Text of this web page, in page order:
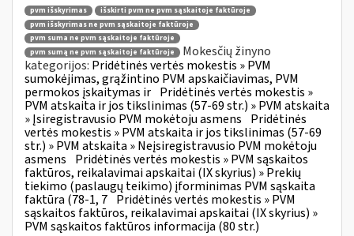
pvm išskyrimas
išskirti pvm ne pvm sąskaitoje faktūroje
pvm išskyrimas ne pvm sąskaitoje faktūroje
pvm suma ne pvm sąskaitoje faktūroje
pvm sumą ne pvm sąskaitoje faktūroje
Mokesčių žinyno
kategorijos: Pridėtinės vertės mokestis » PVM
sumokėjimas, grąžintino PVM apskaičiavimas, PVM
permokos įskaitymas ir Pridėtinės vertės mokestis »
PVM atskaita ir jos tikslinimas (57-69 str.) » PVM atskaita
» Įsiregistravusio PVM mokėtoju asmens Pridėtinės
vertės mokestis » PVM atskaita ir jos tikslinimas (57-69
str.) » PVM atskaita » Neįsiregistravusio PVM mokėtoju
asmens Pridėtinės vertės mokestis » PVM sąskaitos
faktūros, reikalavimai apskaitai (IX skyrius) » Prekių
tiekimo (paslaugų teikimo) įforminimas PVM sąskaita
faktūra (78-1, 7 Pridėtinės vertės mokestis » PVM
sąskaitos faktūros, reikalavimai apskaitai (IX skyrius) »
PVM sąskaitos faktūros informacija (80 str.)